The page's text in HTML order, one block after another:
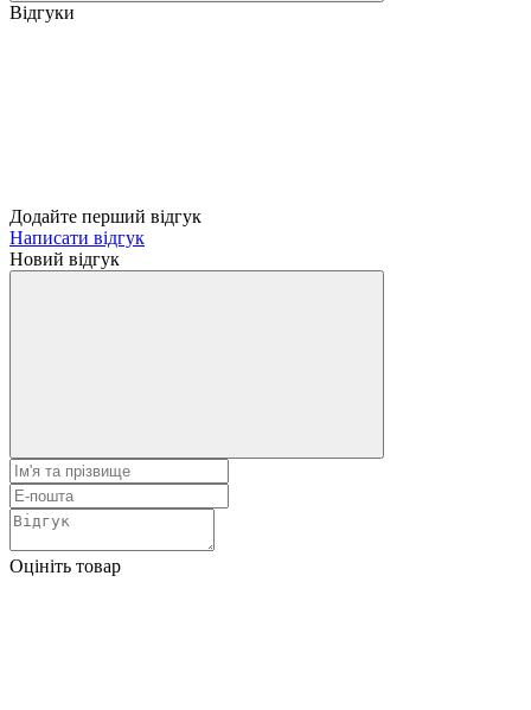
Відгуки
Додайте перший відгук
Написати відгук
Новий відгук
Оцініть товар